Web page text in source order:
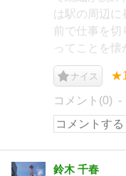
は駅の周辺に
前で仕事を切
ってことを懐
ナイス
コメント(0)
鈴木 千春